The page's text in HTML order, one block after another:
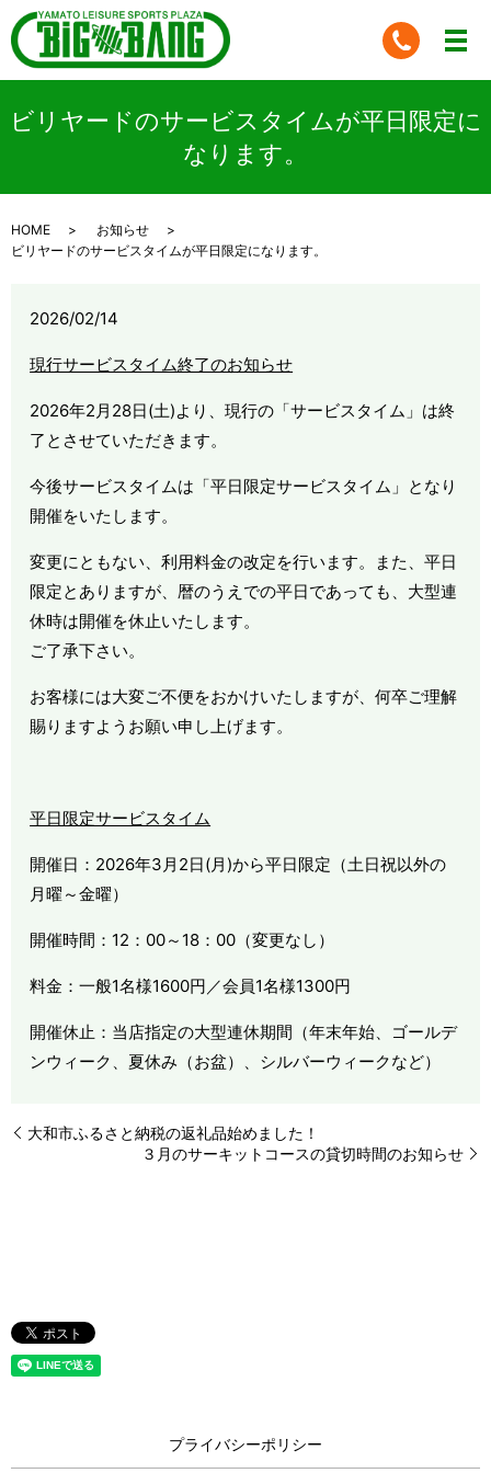
ビリヤードのサービスタイムが平日限定に
なります。
HOME
お知らせ
ビリヤードのサービスタイムが平日限定になります。
2026/02/14
現行サービスタイム終了のお知らせ
2026年2月28日(土)より、現行の「サービスタイム」は終
了とさせていただきます。
今後サービスタイムは「平日限定サービスタイム」となり
開催をいたします。
変更にともない、利用料金の改定を行います。また、平日
限定とありますが、暦のうえでの平日であっても、大型連
休時は開催を休止いたします。
ご了承下さい。
お客様には大変ご不便をおかけいたしますが、何卒ご理解
賜りますようお願い申し上げます。
平日限定サービスタイム
開催日：2026年3月2日(月)から平日限定（土日祝以外の
月曜～金曜）
開催時間：12：00～18：00（変更なし）
料金：一般1名様1600円／会員1名様1300円
開催休止：当店指定の大型連休期間（年末年始、ゴールデ
ンウィーク、夏休み（お盆）、シルバーウィークなど）
大和市ふるさと納税の返礼品始めました！
３月のサーキットコースの貸切時間のお知らせ
プライバシーポリシー